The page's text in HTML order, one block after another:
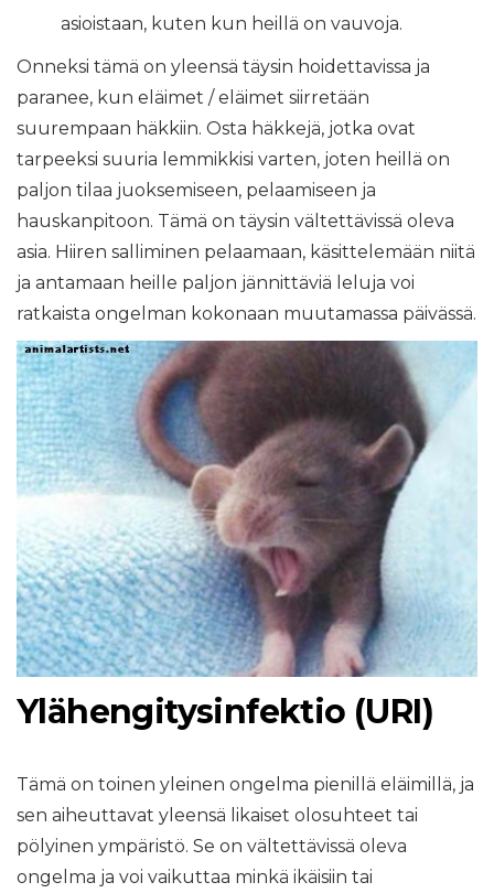
asioistaan, kuten kun heillä on vauvoja.
Onneksi tämä on yleensä täysin hoidettavissa ja
paranee, kun eläimet / eläimet siirretään
suurempaan häkkiin. Osta häkkejä, jotka ovat
tarpeeksi suuria lemmikkisi varten, joten heillä on
paljon tilaa juoksemiseen, pelaamiseen ja
hauskanpitoon. Tämä on täysin vältettävissä oleva
asia. Hiiren salliminen pelaamaan, käsittelemään niitä
ja antamaan heille paljon jännittäviä leluja voi
ratkaista ongelman kokonaan muutamassa päivässä.
Ylähengitysinfektio (URI)
Tämä on toinen yleinen ongelma pienillä eläimillä, ja
sen aiheuttavat yleensä likaiset olosuhteet tai
pölyinen ympäristö. Se on vältettävissä oleva
ongelma ja voi vaikuttaa minkä ikäisiin tai